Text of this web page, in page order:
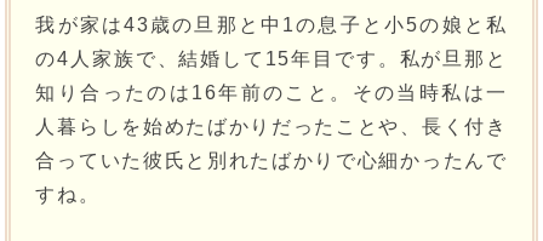
我が家は43歳の旦那と中1の息子と小5の娘と私
の4人家族で、結婚して15年目です。私が旦那と
知り合ったのは16年前のこと。その当時私は一
人暮らしを始めたばかりだったことや、長く付き
合っていた彼氏と別れたばかりで心細かったんで
すね。